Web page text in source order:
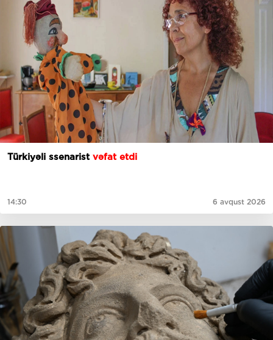
Türkiyəli ssenarist vəfat etdi
14:30 6 avqust 2026